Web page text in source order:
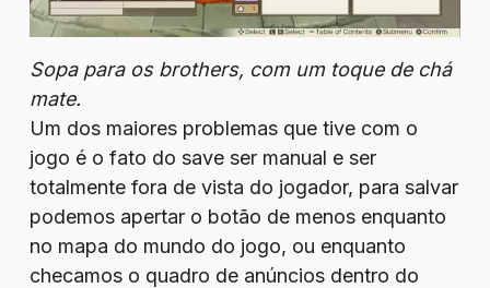
Sopa para os brothers, com um toque de chá
mate.
Um dos maiores problemas que tive com o
jogo é o fato do save ser manual e ser
totalmente fora de vista do jogador, para salvar
podemos apertar o botão de menos enquanto
no mapa do mundo do jogo, ou enquanto
checamos o quadro de anúncios dentro do